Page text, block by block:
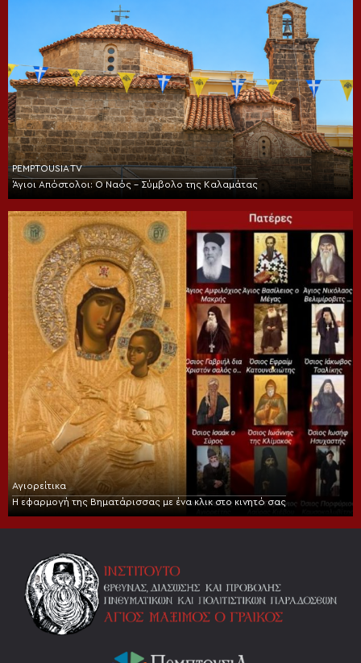
PEMPTOUSIA TV
Άγιοι Απόστολοι: Ο Ναός – Σύμβολο της Καλαμάτας
Αγιορείτικα
Η εφαρμογή της Βηματάρισσας με ένα κλικ στο κινητό σας